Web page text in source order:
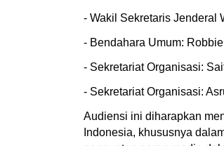
- Wakil Sekretaris Jenderal
- Bendahara Umum:
- Sekretariat Organisasi:
- Sekretariat Organisasi:
Audiensi ini diharapkan
Indonesia, khususnya